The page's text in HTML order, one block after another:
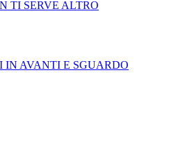
TI SERVE ALTRO
IN AVANTI E SGUARDO